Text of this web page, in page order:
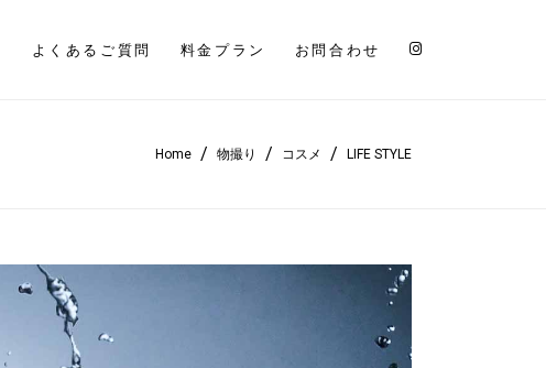
よくあるご質問 料金プラン お問合わせ
Home / 物撮り / コスメ / LIFE STYLE